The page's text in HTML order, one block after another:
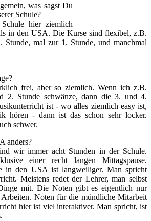
was sagst Du
Schule?
hier ziemlich
in den USA. Die Kurse sind flexibel, z.B.
Stunde, mal zur 1. Stunde, und manchmal
frei, aber so ziemlich. Wenn ich z.B.
2. Stunde schwänze, dann die 3. und 4.
ist - wo alles ziemlich easy ist,
hören - dann ist das schon sehr locker.
schwer.
anders?
wir immer acht Stunden in der Schule.
einer recht langen Mittagspause.
in den USA ist langweiliger. Man spricht
Meistens redet der Lehrer, man selbst
mit. Die Noten gibt es eigentlich nur
Noten für die mündliche Mitarbeit
hier ist viel interaktiver. Man spricht, ist